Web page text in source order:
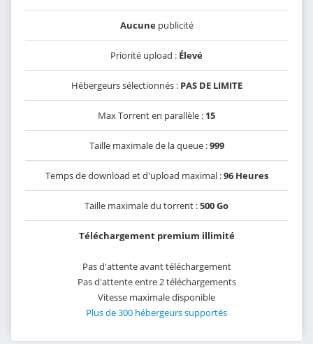
Aucunepublicité
Priorité upload : Élevé
Hébergeurs sélectionnés : PAS DE LIMITE
Max Torrent en parallèle : 15
Taille maximale de la queue :999
Temps de download et d'upload maximal :96 Heures
Taille maximale du torrent :500 Go
Téléchargement premium illimité
Pas d'attente avant téléchargement
Pas d'attente entre 2 téléchargements
Vitesse maximale disponible
Plus de 300 hébergeurs supportés